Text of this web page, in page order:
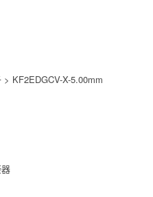
> KF2EDGCV-X-5.00mm